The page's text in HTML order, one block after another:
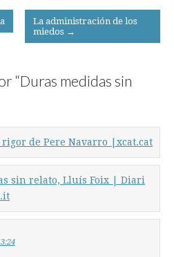
La administración de los
miedos →
“Duras medidas sin
rigor de Pere Navarro |xcat.cat
sin relato, Lluís Foix | Diari